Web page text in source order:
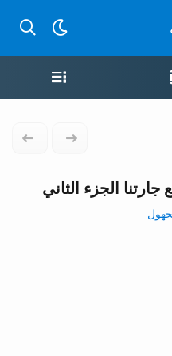
بحث
واجهة القصص
الجزء
الجزء الثاني